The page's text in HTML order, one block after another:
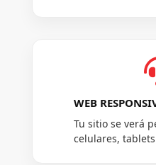
WEB
Tu sitio se verá
celulares,